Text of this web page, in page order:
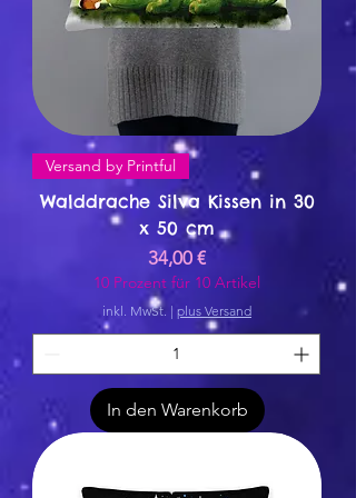
Versand by Printful
Walddrache Silva Kissen in 30
x 50 cm
Preis
34,00 €
10 Prozent für 10 Artikel
inkl. MwSt. | plus Versand
In den Warenkorb